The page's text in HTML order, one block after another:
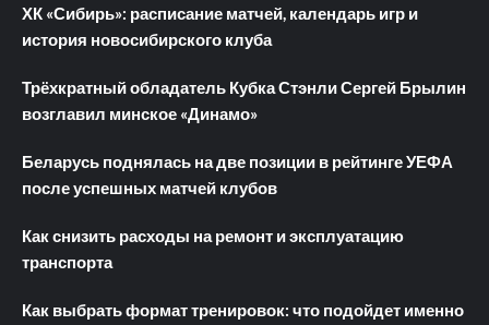
ХК «Сибирь»: расписание матчей, календарь игр и
история новосибирского клуба
Трёхкратный обладатель Кубка Стэнли Сергей Брылин
возглавил минское «Динамо»
Беларусь поднялась на две позиции в рейтинге УЕФА
после успешных матчей клубов
Как снизить расходы на ремонт и эксплуатацию
транспорта
Как выбрать формат тренировок: что подойдет именно